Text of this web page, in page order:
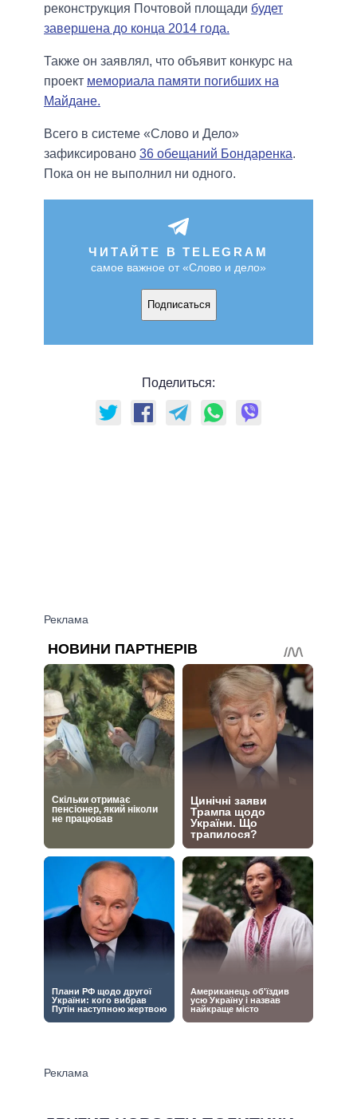
реконструкция Почтовой площади будет
завершена до конца 2014 года.
Также он заявлял, что объявит конкурс на
проект мемориала памяти погибших на
Майдане.
Всего в системе «Слово и Дело»
зафиксировано 36 обещаний Бондаренка.
Пока он не выполнил ни одного.
ЧИТАЙТЕ В TELEGRAM
самое важное от «Слово и дело»
Подписаться
Поделиться: